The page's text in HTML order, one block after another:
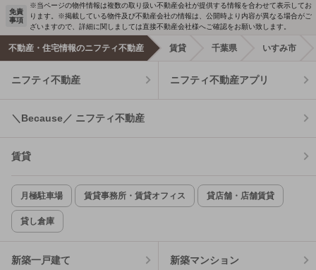
免責
事項
※当ページの物件情報は複数の取り扱い不動産会社が提供する情報を合わせて表示してお
ります。※掲載している物件及び不動産会社の情報は、公開時より内容が異なる場合がご
ざいますので、詳細に関しましては直接不動産会社様へご確認をお願い致します。
不動産・住宅情報のニフティ不動産 賃貸 千葉県 いすみ市
ニフティ不動産 ニフティ不動産アプリ
＼Because／ ニフティ不動産
賃貸
月極駐車場 賃貸事務所・賃貸オフィス 貸店舗・店舗賃貸
貸し倉庫
新築一戸建て 新築マンション